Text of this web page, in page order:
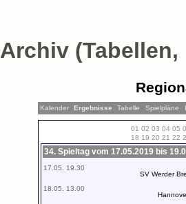
Archiv
Kalender Ergebnisse Tabelle Spielpläne
01 02 03 04 05
18 19 20 21 22
34. Spieltag vom 17.05.2019 bis
17.05. 19.30
SV Werder
18.05. 13.00